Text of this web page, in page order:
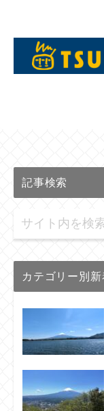
記事検索
カテゴリー別